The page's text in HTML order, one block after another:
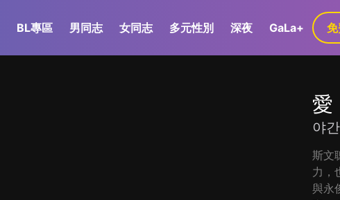
BL專區 男同志 女同志 多元性別 深夜 GaLa+
愛
야
斯文
力，
與永